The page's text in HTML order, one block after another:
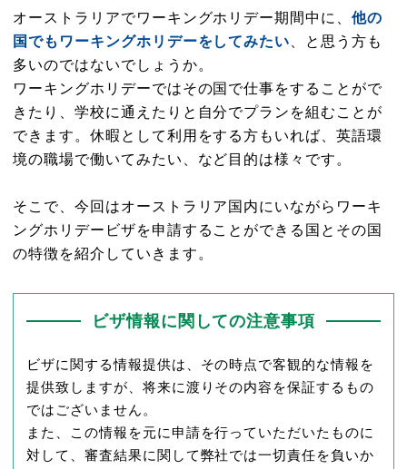
オーストラリアでワーキングホリデー期間中に、他の
国でもワーキングホリデーをしてみたい、と思う方も
多いのではないでしょうか。
ワーキングホリデーではその国で仕事をすることがで
きたり、学校に通えたりと自分でプランを組むことが
できます。休暇として利用をする方もいれば、英語環
境の職場で働いてみたい、など目的は様々です。
そこで、今回はオーストラリア国内にいながらワーキ
ングホリデービザを申請することができる国とその国
の特徴を紹介していきます。
ビザ情報に関しての注意事項
ビザに関する情報提供は、その時点で客観的な情報を
提供致しますが、将来に渡りその内容を保証するもの
ではございません。
また、この情報を元に申請を行っていただいたものに
対して、審査結果に関して弊社では一切責任を負いか